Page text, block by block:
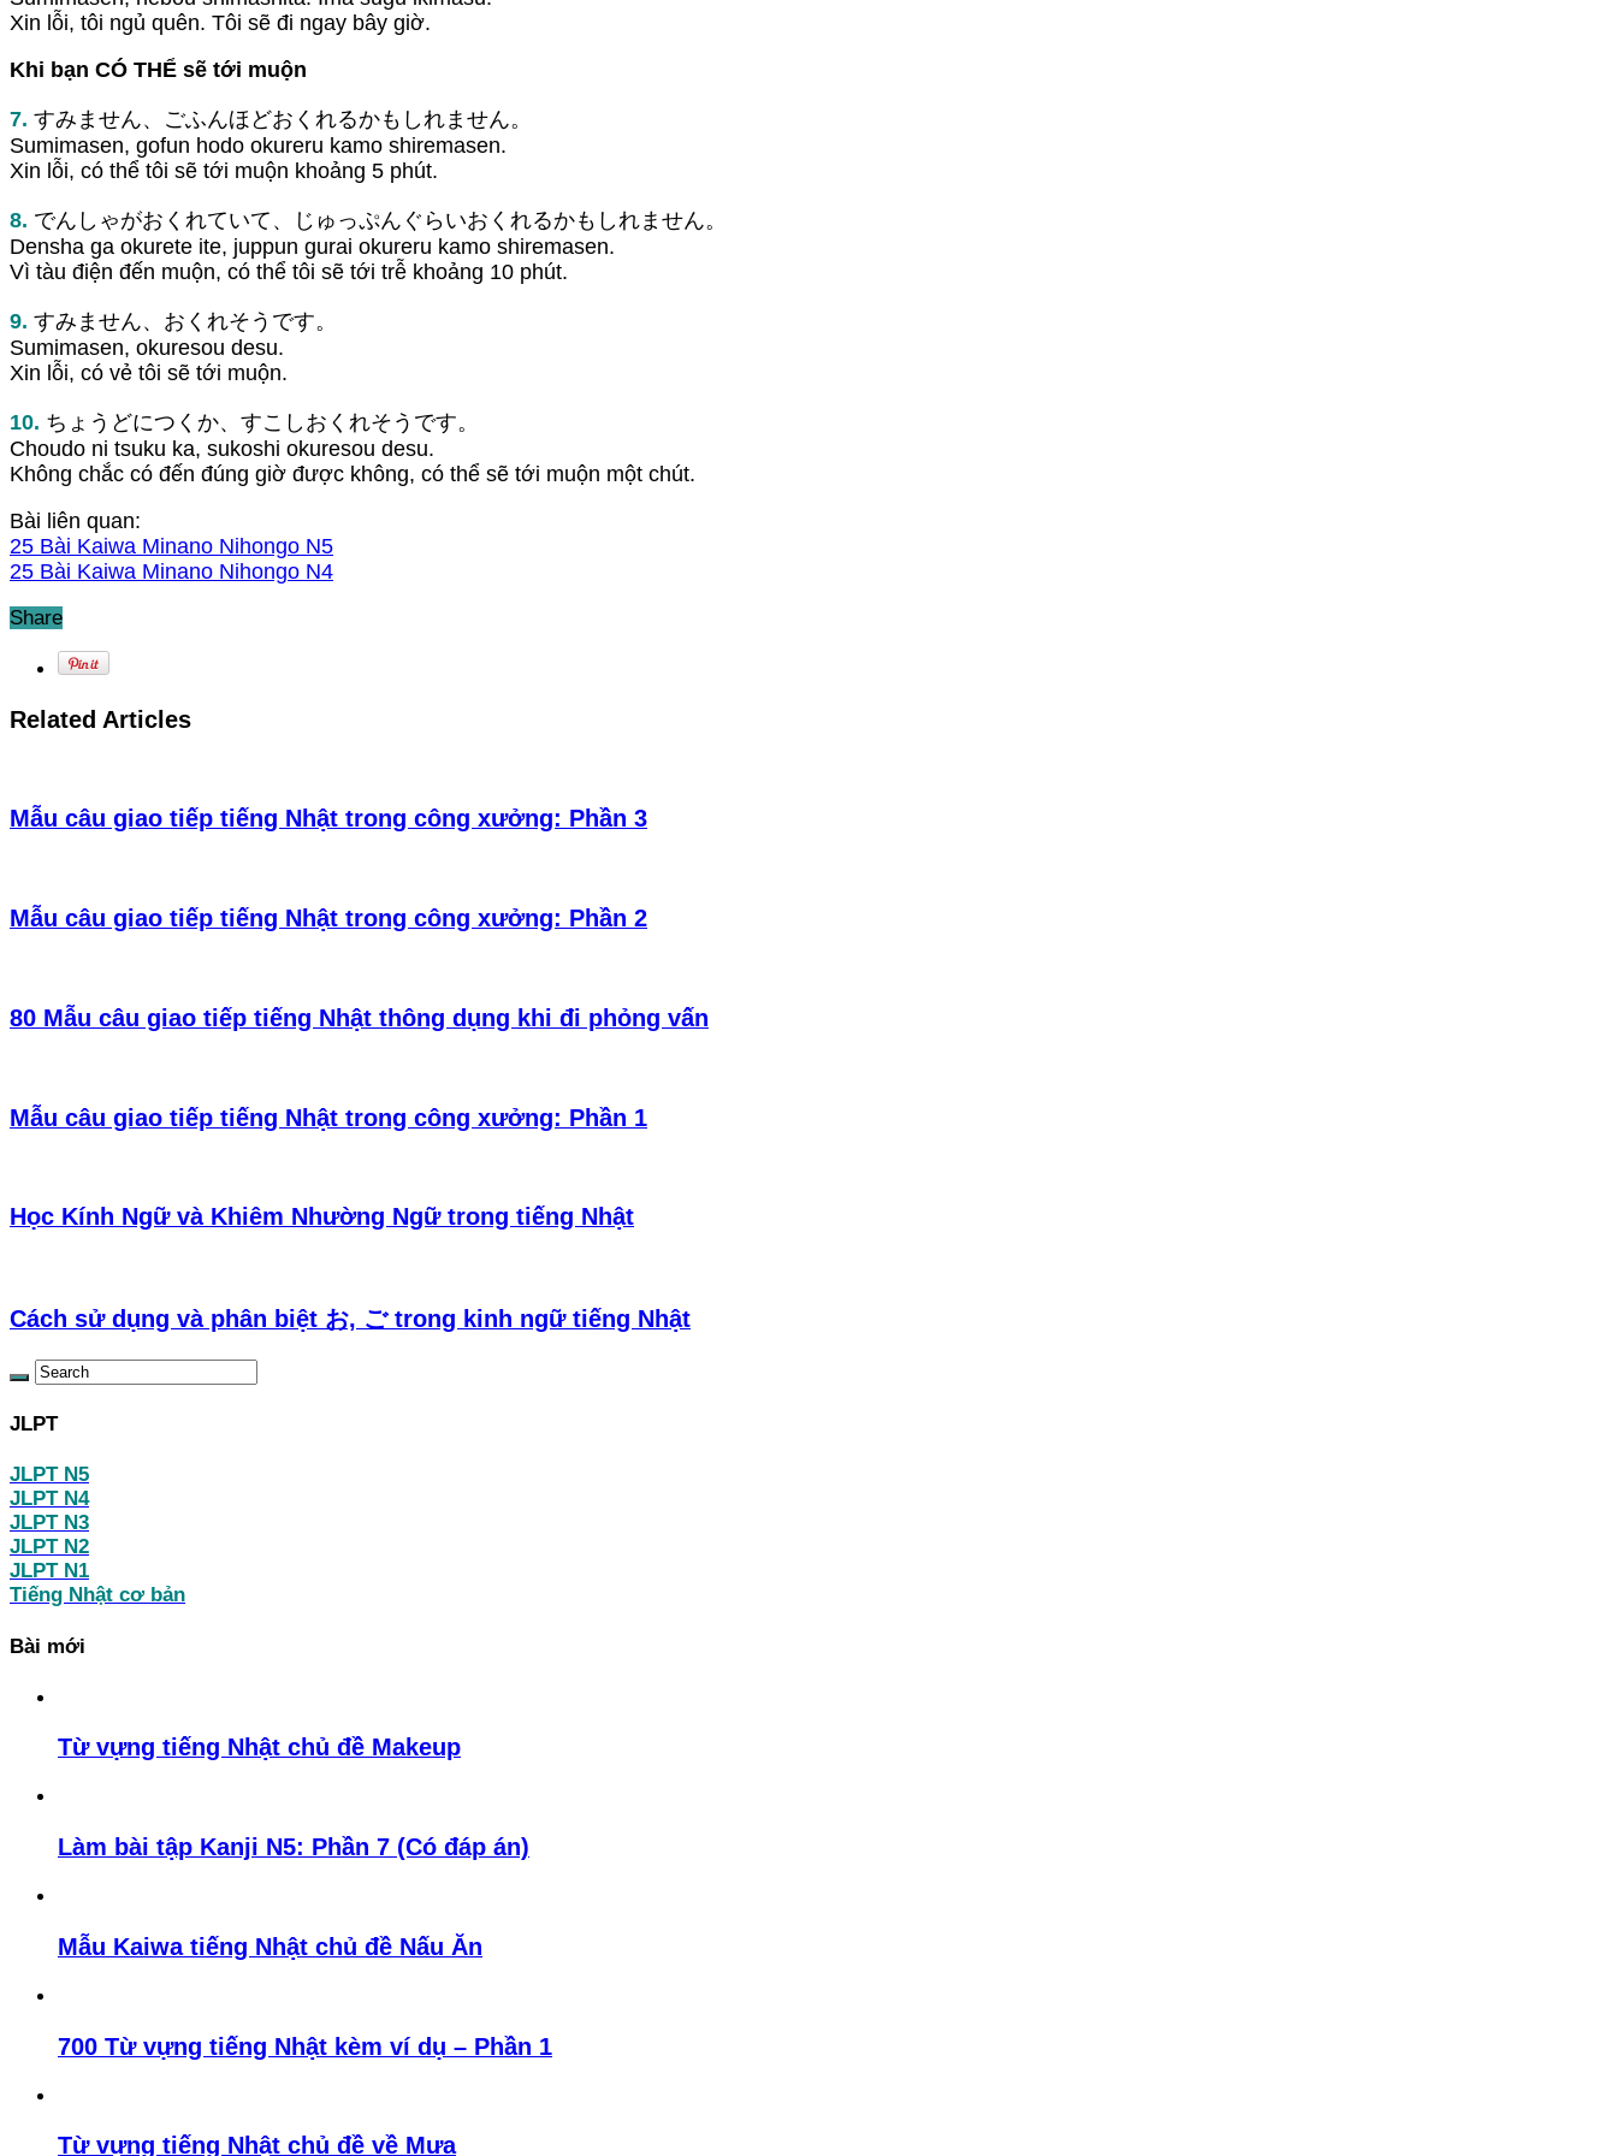
Xin lỗi, tôi ngủ quên. Tôi sẽ đi ngay bây giờ.
Khi bạn CÓ THỂ sẽ tới muộn
7. すみません、ごふんほどおくれるかもしれません。
Sumimasen, gofun hodo okureru kamo shiremasen.
Xin lỗi, có thể tôi sẽ tới muộn khoảng 5 phút.
8. でんしゃがおくれていて、じゅっぷんぐらいおくれるかもしれません。
Densha ga okurete ite, juppun gurai okureru kamo shiremasen.
Vì tàu điện đến muộn, có thể tôi sẽ tới trễ khoảng 10 phút.
9. すみません、おくれそうです。
Sumimasen, okuresou desu.
Xin lỗi, có vẻ tôi sẽ tới muộn.
10. ちょうどにつくか、すこしおくれそうです。
Choudo ni tsuku ka, sukoshi okuresou desu.
Không chắc có đến đúng giờ được không, có thể sẽ tới muộn một chút.
Bài liên quan:
25 Bài Kaiwa Minano Nihongo N5
25 Bài Kaiwa Minano Nihongo N4
Share
Related Articles
Mẫu câu giao tiếp tiếng Nhật trong công xưởng: Phần 3
Mẫu câu giao tiếp tiếng Nhật trong công xưởng: Phần 2
80 Mẫu câu giao tiếp tiếng Nhật thông dụng khi đi phỏng vấn
Mẫu câu giao tiếp tiếng Nhật trong công xưởng: Phần 1
Học Kính Ngữ và Khiêm Nhường Ngữ trong tiếng Nhật
Cách sử dụng và phân biệt お, ご trong kinh ngữ tiếng Nhật
JLPT
JLPT N5
JLPT N4
JLPT N3
JLPT N2
JLPT N1
Tiếng Nhật cơ bản
Bài mới
Từ vựng tiếng Nhật chủ đề Makeup
Làm bài tập Kanji N5: Phần 7 (Có đáp án)
Mẫu Kaiwa tiếng Nhật chủ đề Nấu Ăn
700 Từ vựng tiếng Nhật kèm ví dụ – Phần 1
Từ vựng tiếng Nhật chủ đề về Mưa